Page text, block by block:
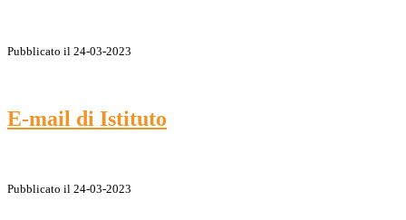
Pubblicato il 24-03-2023
E-mail di Istituto
Pubblicato il 24-03-2023